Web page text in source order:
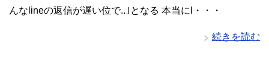
んなlineの返信が遅い位で..｣となる 本当にl・・・
続きを読む